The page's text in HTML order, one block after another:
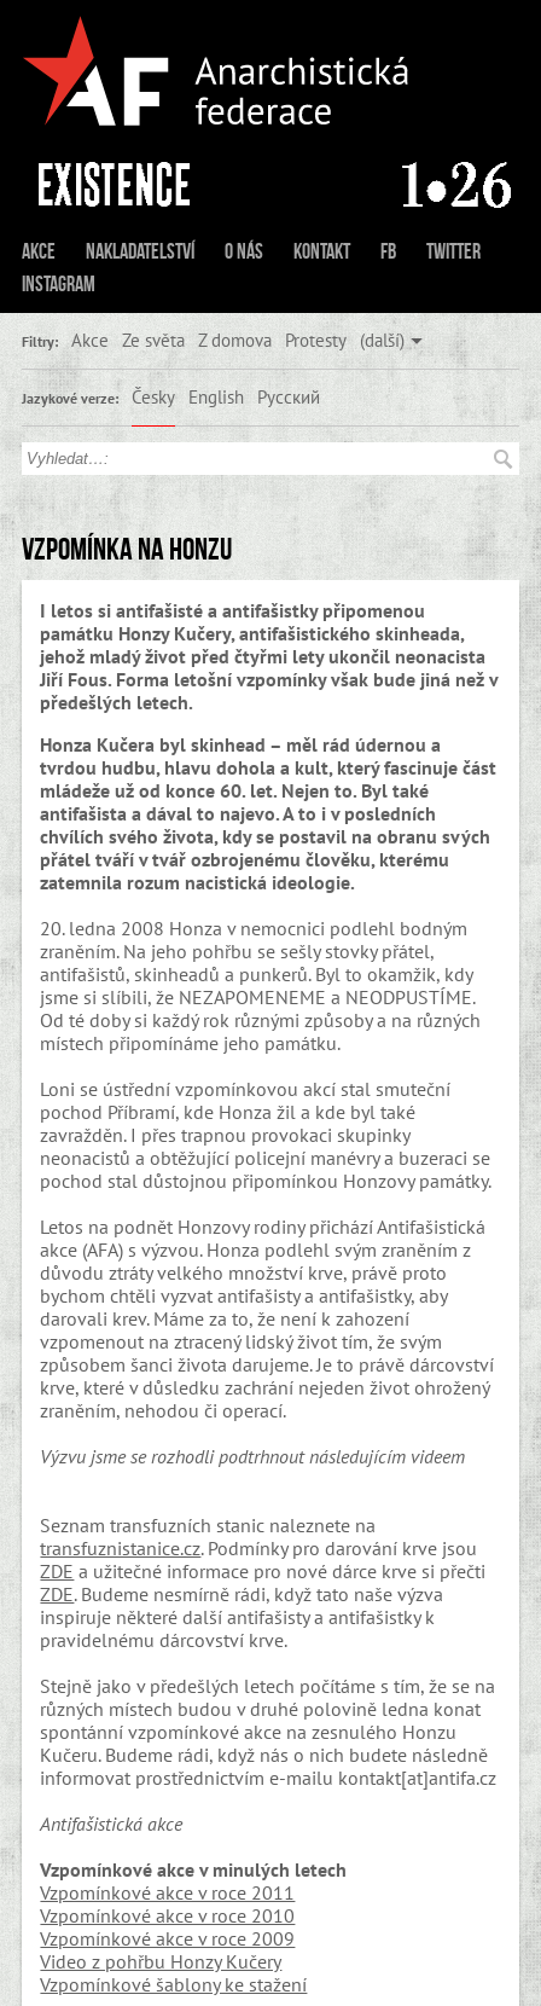
Akce Nakladatelství O nás Kontakt FB
Twitter
Instagram
Filtry: Akce Ze světa Z domova Protesty (další)
Jazykové verze: Česky English Русский
Vzpomínka na Honzu
I letos si antifašisté a antifašistky připomenou
památku Honzy Kučery, antifašistického skinheada,
jehož mladý život před čtyřmi lety ukončil neonacista
Jiří Fous. Forma letošní vzpomínky však bude jiná než v
předešlých letech.
Honza Kučera byl skinhead – měl rád údernou a
tvrdou hudbu, hlavu dohola a kult, který fascinuje část
mládeže už od konce 60. let. Nejen to. Byl také
antifašista a dával to najevo. A to i v posledních
chvílích svého života, kdy se postavil na obranu svých
přátel tváří v tvář ozbrojenému člověku, kterému
zatemnila rozum nacistická ideologie.
20. ledna 2008 Honza v nemocnici podlehl bodným
zraněním. Na jeho pohřbu se sešly stovky přátel,
antifašistů, skinheadů a punkerů. Byl to okamžik, kdy
jsme si slíbili, že NEZAPOMENEME a NEODPUSTÍME.
Od té doby si každý rok různými způsoby a na různých
místech připomínáme jeho památku.
Loni se ústřední vzpomínkovou akcí stal smuteční
pochod Příbramí, kde Honza žil a kde byl také
zavražděn. I přes trapnou provokaci skupinky
neonacistů a obtěžující policejní manévry a buzeraci se
pochod stal důstojnou připomínkou Honzovy památky.
Letos na podnět Honzovy rodiny přichází Antifašistická
akce (AFA) s výzvou. Honza podlehl svým zraněním z
důvodu ztráty velkého množství krve, právě proto
bychom chtěli vyzvat antifašisty a antifašistky, aby
darovali krev. Máme za to, že není k zahození
vzpomenout na ztracený lidský život tím, že svým
způsobem šanci života darujeme. Je to právě dárcovství
krve, které v důsledku zachrání nejeden život ohrožený
zraněním, nehodou či operací.
Výzvu jsme se rozhodli podtrhnout následujícím videem
Seznam transfuzních stanic naleznete na
transfuznistanice.cz. Podmínky pro darování krve jsou
ZDE a užitečné informace pro nové dárce krve si přečti
ZDE. Budeme nesmírně rádi, když tato naše výzva
inspiruje některé další antifašisty a antifašistky k
pravidelnému dárcovství krve.
Stejně jako v předešlých letech počítáme s tím, že se na
různých místech budou v druhé polovině ledna konat
spontánní vzpomínkové akce na zesnulého Honzu
Kučeru. Budeme rádi, když nás o nich budete následně
informovat prostřednictvím e-mailu kontakt[at]antifa.cz
Antifašistická akce
Vzpomínkové akce v minulých letech
Vzpomínkové akce v roce 2011
Vzpomínkové akce v roce 2010
Vzpomínkové akce v roce 2009
Video z pohřbu Honzy Kučery
Vzpomínkové šablony ke stažení